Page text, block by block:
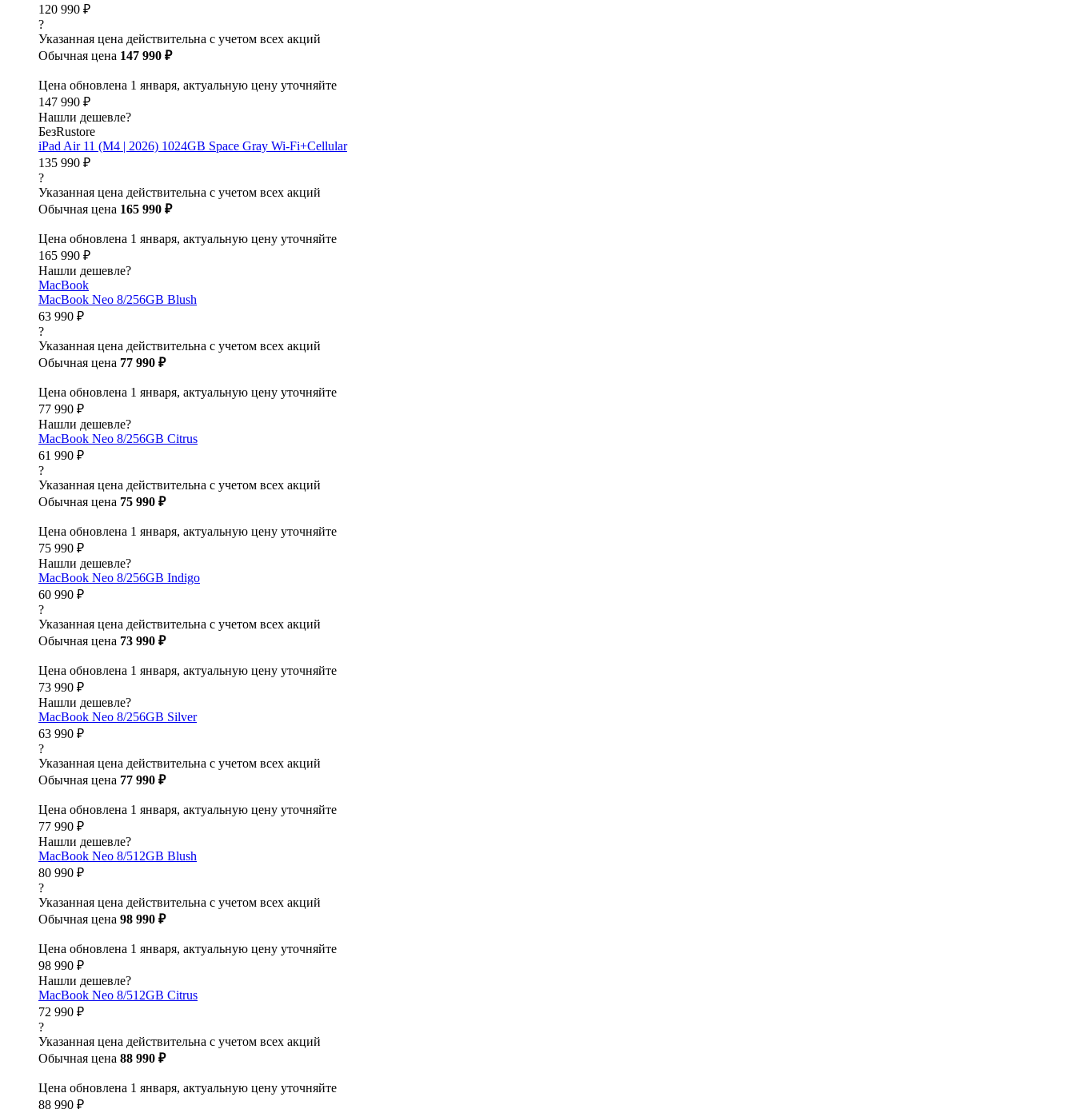
120 990 ₽
?
Указанная цена действительна с учетом всех акций
Обычная цена 147 990 ₽
Цена обновлена 1 января, актуальную цену уточняйте
147 990 ₽
Нашли дешевле?
БезRustore
iPad Air 11 (M4 | 2026) 1024GB Space Gray Wi-Fi+Cellular
135 990 ₽
?
Указанная цена действительна с учетом всех акций
Обычная цена 165 990 ₽
Цена обновлена 1 января, актуальную цену уточняйте
165 990 ₽
Нашли дешевле?
MacBook
MacBook Neo 8/256GB Blush
63 990 ₽
?
Указанная цена действительна с учетом всех акций
Обычная цена 77 990 ₽
Цена обновлена 1 января, актуальную цену уточняйте
77 990 ₽
Нашли дешевле?
MacBook Neo 8/256GB Citrus
61 990 ₽
?
Указанная цена действительна с учетом всех акций
Обычная цена 75 990 ₽
Цена обновлена 1 января, актуальную цену уточняйте
75 990 ₽
Нашли дешевле?
MacBook Neo 8/256GB Indigo
60 990 ₽
?
Указанная цена действительна с учетом всех акций
Обычная цена 73 990 ₽
Цена обновлена 1 января, актуальную цену уточняйте
73 990 ₽
Нашли дешевле?
MacBook Neo 8/256GB Silver
63 990 ₽
?
Указанная цена действительна с учетом всех акций
Обычная цена 77 990 ₽
Цена обновлена 1 января, актуальную цену уточняйте
77 990 ₽
Нашли дешевле?
MacBook Neo 8/512GB Blush
80 990 ₽
?
Указанная цена действительна с учетом всех акций
Обычная цена 98 990 ₽
Цена обновлена 1 января, актуальную цену уточняйте
98 990 ₽
Нашли дешевле?
MacBook Neo 8/512GB Citrus
72 990 ₽
?
Указанная цена действительна с учетом всех акций
Обычная цена 88 990 ₽
Цена обновлена 1 января, актуальную цену уточняйте
88 990 ₽